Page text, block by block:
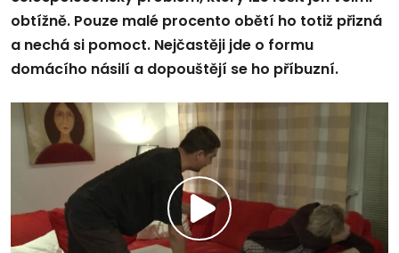
obtížně. Pouze malé procento obětí ho totiž přizná
a nechá si pomoct. Nejčastěji jde o formu
domácího násilí a dopouštějí se ho příbuzní.
Přehrát